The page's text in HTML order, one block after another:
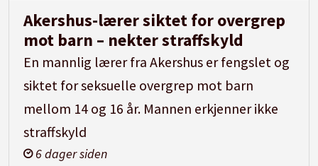
Akershus-lærer siktet for overgrep
mot barn – nekter straffskyld
En mannlig lærer fra Akershus er fengslet og
siktet for seksuelle overgrep mot barn
mellom 14 og 16 år. Mannen erkjenner ikke
straffskyld
6 dager siden